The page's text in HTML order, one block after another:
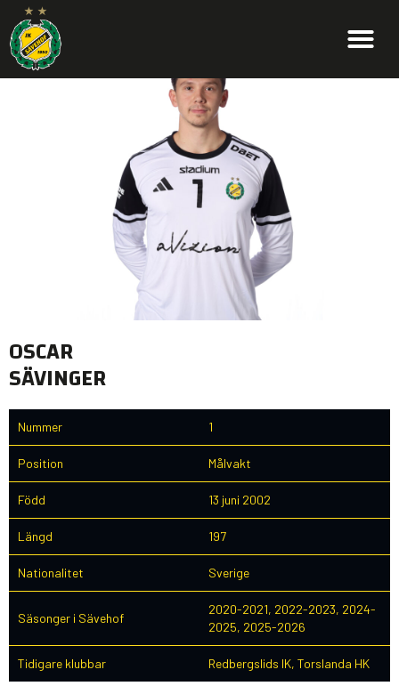
OSCAR
SÄVINGER
Nummer 1
Position Målvakt
Född 13 juni 2002
Längd 197
Nationalitet Sverige
Säsonger i Sävehof
2020-2021, 2022-2023, 2024-
2025, 2025-2026
Tidigare klubbar Redbergslids IK, Torslanda HK